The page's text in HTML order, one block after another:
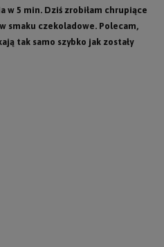
w 5 min. Dziś zrobiłam chrupiące
smaku czekoladowe. Polecam,
tak samo szybko jak zostały